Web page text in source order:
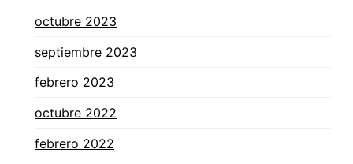
octubre 2023
septiembre 2023
febrero 2023
octubre 2022
febrero 2022